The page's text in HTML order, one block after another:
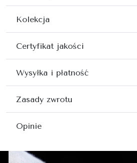
Kolekcja
Certyfikat jakości
Wysyłka i płatność
Zasady zwrotu
Opinie